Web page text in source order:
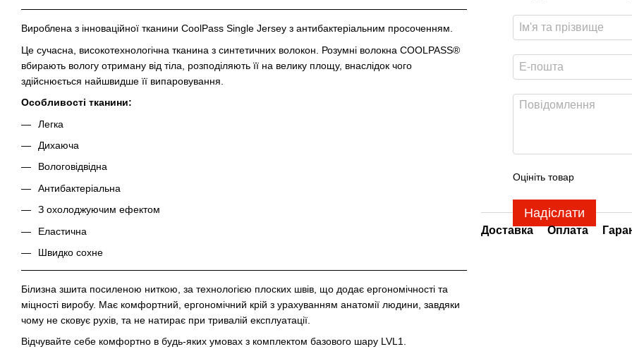
Вироблена з інноваційної тканини CoolPass Single Jersey з антибактеріальним просоченням.
Це сучасна, високотехнологічна тканина з синтетичних волокон. Розумні волокна COOLPASS®
вбирають вологу отриману від тіла, розподіляють її на велику площу, внаслідок чого
здійснюється найшвидше її випаровування.
Особливості тканини:
Легка
Дихаюча
Вологовідвідна
Антибактеріальна
З охолоджуючим ефектом
Еластична
Швидко сохне
Білизна зшита посиленою ниткою, за технологією плоских швів, що додає ергономічності та
міцності виробу. Має комфортний, ергономічний крій з урахуванням анатомії людини, завдяки
чому не сковує рухів, та не натирає при тривалій експлуатації.
Відчувайте себе комфортно в будь-яких умовах з комплектом базового шару LVL1.
Оцініть товар
Надіслати
Доставка Оплата